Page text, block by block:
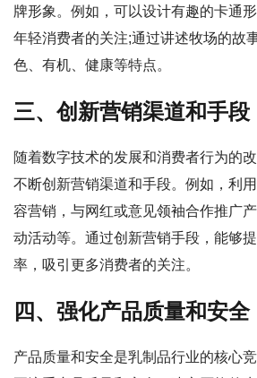
牌形象。例如，可以设计有趣的卡通
年轻消费者的关注;通过讲述牧场的故
色、有机、健康等特点。
三、创新营销渠道和手段
随着数字技术的发展和消费者行为的
不断创新营销渠道和手段。例如，利
容营销，与网红或意见领袖合作推广
动活动等。通过创新营销手段，能够
率，吸引更多消费者的关注。
四、强化产品质量和安全
产品质量和安全是乳制品行业的核心